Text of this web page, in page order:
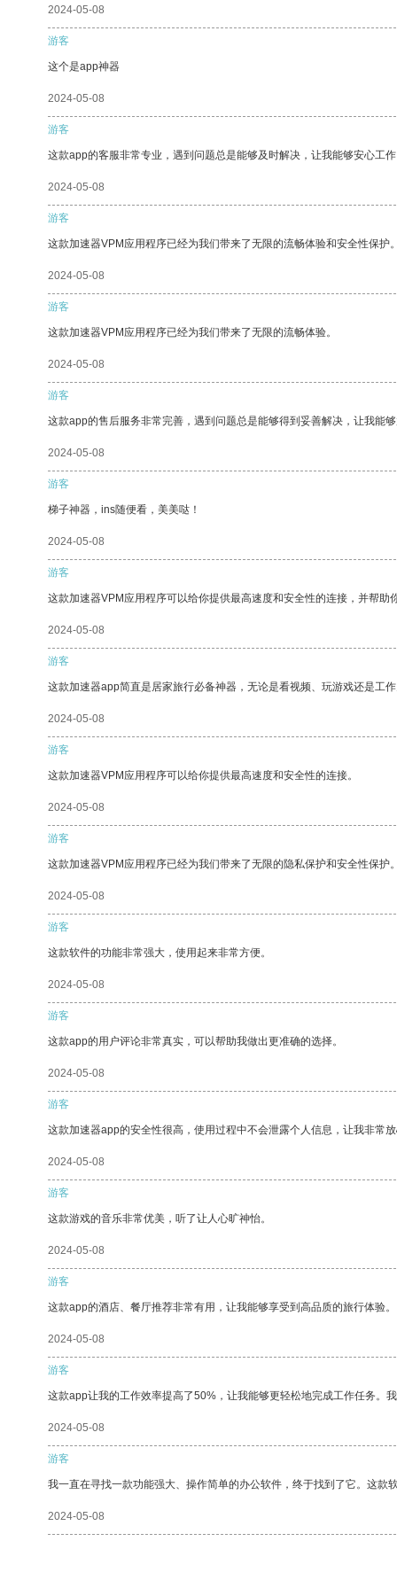
2024-05-08
游客
这个是app神器
2024-05-08
游客
这款app的客服非常专业，遇到问题总是能够及时解决，让我能够安心工
2024-05-08
游客
这款加速器VPM应用程序已经为我们带来了无限的流畅体验和安全性保护
2024-05-08
游客
这款加速器VPM应用程序已经为我们带来了无限的流畅体验。
2024-05-08
游客
这款app的售后服务非常完善，遇到问题总是能够得到妥善解决，让我能
2024-05-08
游客
梯子神器，ins随便看，美美哒！
2024-05-08
游客
这款加速器VPM应用程序可以给你提供最高速度和安全性的连接，并帮助
2024-05-08
游客
这款加速器app简直是居家旅行必备神器，无论是看视频、玩游戏还是工
2024-05-08
游客
这款加速器VPM应用程序可以给你提供最高速度和安全性的连接。
2024-05-08
游客
这款加速器VPM应用程序已经为我们带来了无限的隐私保护和安全性保护
2024-05-08
游客
这款软件的功能非常强大，使用起来非常方便。
2024-05-08
游客
这款app的用户评论非常真实，可以帮助我做出更准确的选择。
2024-05-08
游客
这款加速器app的安全性很高，使用过程中不会泄露个人信息，让我非常
2024-05-08
游客
这款游戏的音乐非常优美，听了让人心旷神怡。
2024-05-08
游客
这款app的酒店、餐厅推荐非常有用，让我能够享受到高品质的旅行体验。
2024-05-08
游客
这款app让我的工作效率提高了50%，让我能够更轻松地完成工作任务。
2024-05-08
游客
我一直在寻找一款功能强大、操作简单的办公软件，终于找到了它。这
2024-05-08